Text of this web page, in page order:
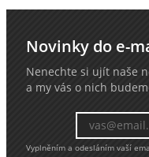
Novinky do e-
Nenechte si ujít naše
a my vás o nich
Vyplněním a odesláním vaší